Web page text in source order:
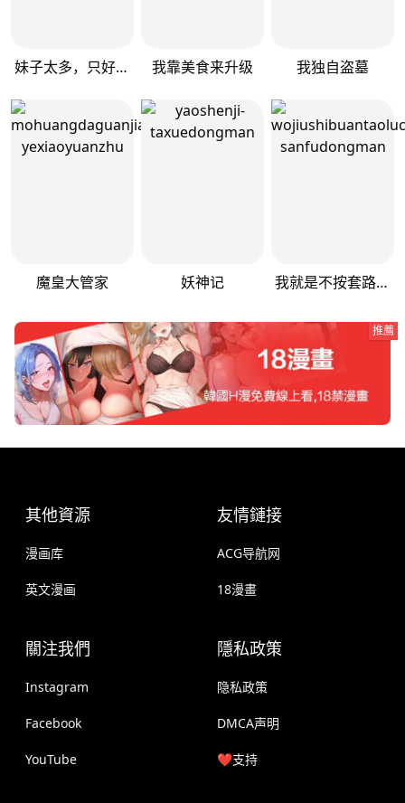
妹子太多，只好飞升了 我靠美食来升级 我独自盗墓
魔皇大管家 妖神记 我就是不按套路出牌（套路王）
推薦
其他資源
漫画库
英文漫画
友情鏈接
ACG导航网
18漫畫
關注我們
Instagram
Facebook
YouTube
隱私政策
隐私政策
DMCA声明
❤️支持